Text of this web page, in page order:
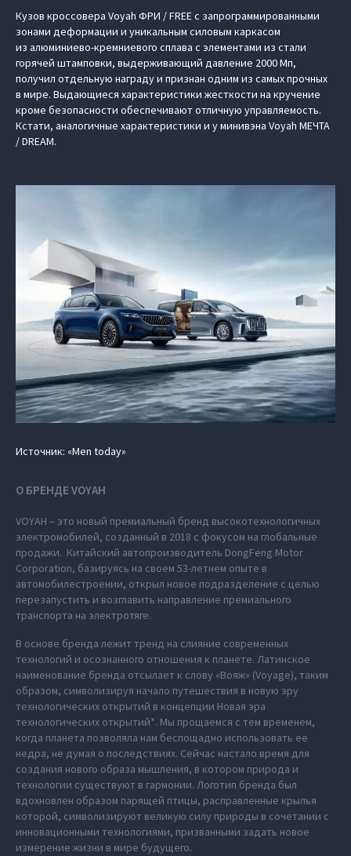
Кузов кроссовера Voyah ФРИ / FREE с запрограммированными
зонами деформации и уникальным силовым каркасом
из алюминиево-кремниевого сплава с элементами из стали
горячей штамповки, выдерживающий давление 2000 Мп,
получил отдельную награду и признан одним из самых прочных
в мире. Выдающиеся характеристики жесткости на кручение
кроме безопасности обеспечивают отличную управляемость.
Кстати, аналогичные характеристики и у минивэна Voyah МЕЧТА
/ DREAM.
Источник: «Men today»
О БРЕНДЕ VOYAH
VOYAH – это новый премиальный бренд высокотехнологичных
электромобилей, созданный в 2018 с фокусом на глобальные
продажи. Китайский автопроизводитель DongFeng Motor
Corporation, базируясь на своем 53-летнем опыте в
автомобилестроении, открыл новое подразделение с целью
перезапустить и возглавить направление премиального
транспорта на электротяге.
В основе бренда лежит тренд на слияние современных
технологий и осознанного отношения к планете. Латинское
наименование бренда отсылает к слову «Вояж» (Voyage), таким
образом, символизируя начало путешествия в новую эру
технологических открытий в концепции Новая эра
технологических открытий*. Мы прощаемся с тем временем,
когда планета позволяла нам беспощадно использовать ее
недра, не думая о последствиях. Сейчас настало время для
создания нового образа мышления, в котором природа и
технологии существуют в гармонии. Логотип бренда был
вдохновлен образом парящей птицы, расправленные крылья
которой, символизируют великую силу природы в сочетании с
инновационными технологиями, призванными задать новое
измерение жизни в мире будущего.